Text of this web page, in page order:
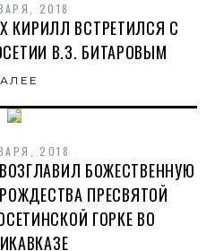
2018
КИРИЛЛ ВСТРЕТИЛСЯ С
В.З. БИТАРОВЫМ
2018
БОЖЕСТВЕННУЮ
ПРЕСВЯТОЙ
ГОРКЕ ВО